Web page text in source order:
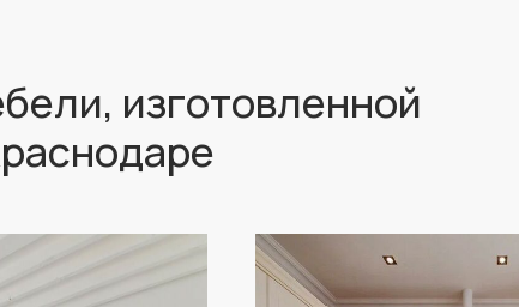
изготовленной